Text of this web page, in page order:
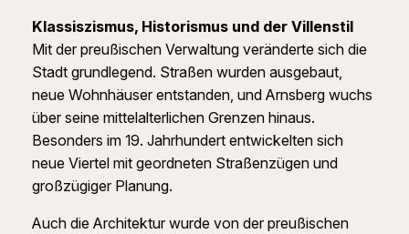
Klassiszismus, Historismus und der Villenstil
Mit der preußischen Verwaltung veränderte sich die
Stadt grundlegend. Straßen wurden ausgebaut,
neue Wohnhäuser entstanden, und Arnsberg wuchs
über seine mittelalterlichen Grenzen hinaus.
Besonders im 19. Jahrhundert entwickelten sich
neue Viertel mit geordneten Straßenzügen und
großzügiger Planung.
Auch die Architektur wurde von der preußischen